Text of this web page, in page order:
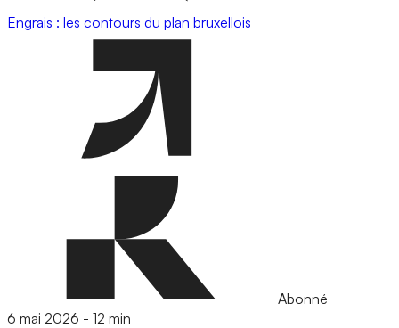
Engrais : les contours du plan bruxellois
Abonné
6 mai 2026 - 12 min